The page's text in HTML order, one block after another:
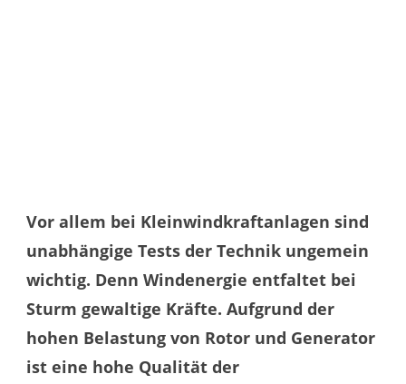
Vor allem bei Kleinwindkraftanlagen sind
unabhängige Tests der Technik ungemein
wichtig. Denn Windenergie entfaltet bei
Sturm gewaltige Kräfte. Aufgrund der
hohen Belastung von Rotor und Generator
ist eine hohe Qualität der